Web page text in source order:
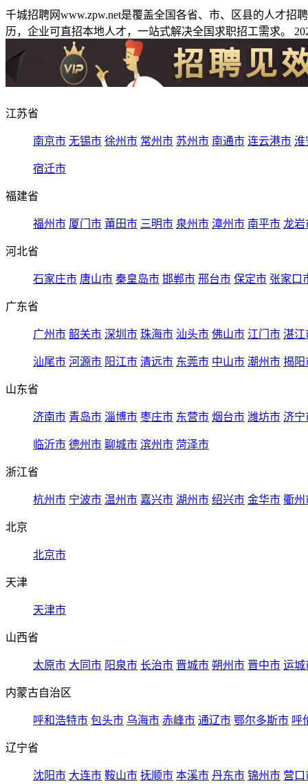
千城招聘网www.zpw.net是覆盖全国各省、市、区县的人才
历，企业可直招本地人才，一站式解决全国求职招工需求。
江苏省
南京市 无锡市 徐州市 常州市 苏州市 南通市 连云港市 淮
宿迁市
福建省
福州市 厦门市 莆田市 三明市 泉州市 漳州市 南平市 龙岩
河北省
石家庄市 唐山市 秦皇岛市 邯郸市 邢台市 保定市 张家口
广东省
广州市 韶关市 深圳市 珠海市 汕头市 佛山市 江门市 湛江
汕尾市 河源市 阳江市 清远市 东莞市 中山市 潮州市 揭阳
山东省
济南市 青岛市 淄博市 枣庄市 东营市 烟台市 潍坊市 济宁
临沂市 德州市 聊城市 滨州市 菏泽市
浙江省
杭州市 宁波市 温州市 嘉兴市 湖州市 绍兴市 金华市 衢州
北京
北京市
天津
天津市
山西省
太原市 大同市 阳泉市 长治市 晋城市 朔州市 晋中市 运城
内蒙古自治区
呼和浩特市 包头市 乌海市 赤峰市 通辽市 鄂尔多斯市 呼
辽宁省
沈阳市 大连市 鞍山市 抚顺市 本溪市 丹东市 锦州市 营口